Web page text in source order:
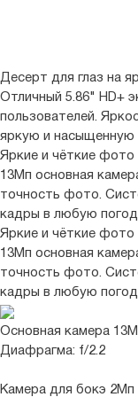
Десерт для глаз на
Отличный 5.86" HD+
пользователей.
яркую и насыщенную
Яркие и чёткие фото
13Мп основная
точность фото.
кадры в любую
Яркие и чёткие фото
13Мп основная
точность фото.
кадры в любую
Основная камера
Диафрагма: f/2.2
Камера для бокэ 2Мп